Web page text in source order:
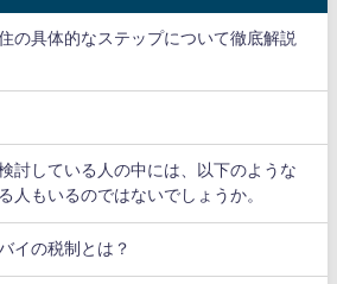
の具体的なステップについて徹底解説
討している人の中には、以下のような
人もいるのではないでしょうか。
イの税制とは？